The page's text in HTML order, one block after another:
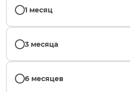
1 месяц
3 месяца
6 месяцев